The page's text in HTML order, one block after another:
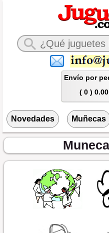
Envío por
( 0 )
Novedades Muñecas